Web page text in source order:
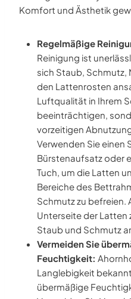
Komfort und Ästhetik
Regelmäßige
Reinigung ist
sich Staub, Schmutz,
den Lattenrosten
Luftqualität in Ihrem
beeinträchtigen,
vorzeitigen
Verwenden Sie einen
Bürstenaufsatz oder
Tuch, um die Latten
Bereiche des
Schmutz zu befreien.
Unterseite der Latten
Staub und Schmutz
Vermeiden Sie
Feuchtigkeit:
Langlebigkeit
übermäßige